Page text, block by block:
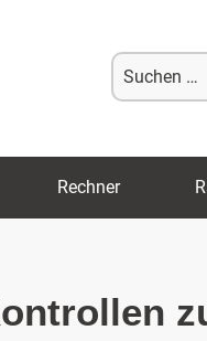
Suche
nach:
Rechner